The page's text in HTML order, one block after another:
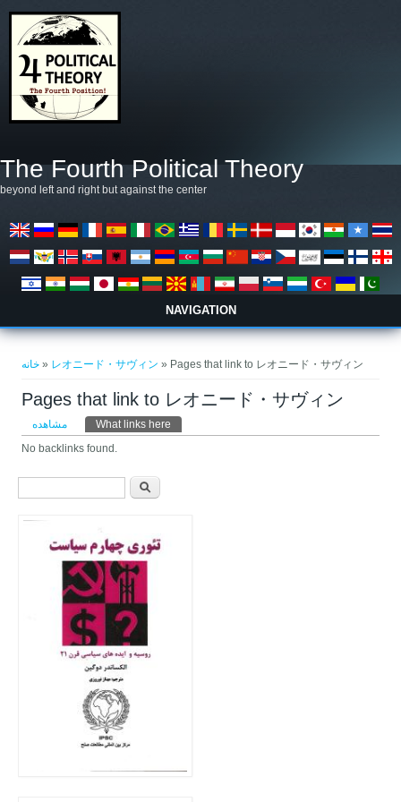
The Fourth Political Theory
beyond left and right but against the center
NAVIGATION
خانه » レオニード・サヴィン» Pages that link to レオニード・サヴィン
Pages that link to レオニード・サヴィン
تب‌های اولیه
مشاهده What links here
No backlinks found.